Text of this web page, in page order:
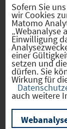
Rathaus
Der Sitz
Sofern Sie
wir Cookies
Matomo
„Webanalyse
Einwilligung
einer
setzen und
dürfen. Sie
Wirkung für
auch weitere